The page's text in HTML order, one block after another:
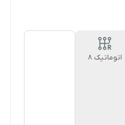
اتوماتیک 8